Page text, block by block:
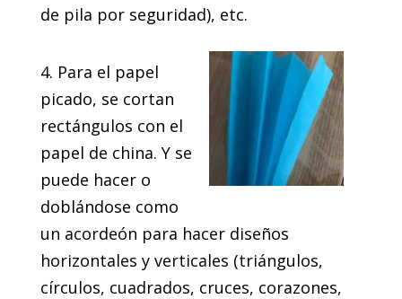
de pila por seguridad), etc.
4. Para el papel
picado, se cortan
rectángulos con el
papel de china. Y se
puede hacer o
doblándose como
un acordeón para hacer diseños
horizontales y verticales (triángulos,
círculos, cuadrados, cruces, corazones,